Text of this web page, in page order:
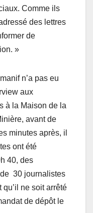
Comme ils
des lettres
de
»
n’a pas eu
aux
à la Maison de la
avant de
minutes après, il
ont été
40, des
30 journalistes
ne soit arrêté
de dépôt le